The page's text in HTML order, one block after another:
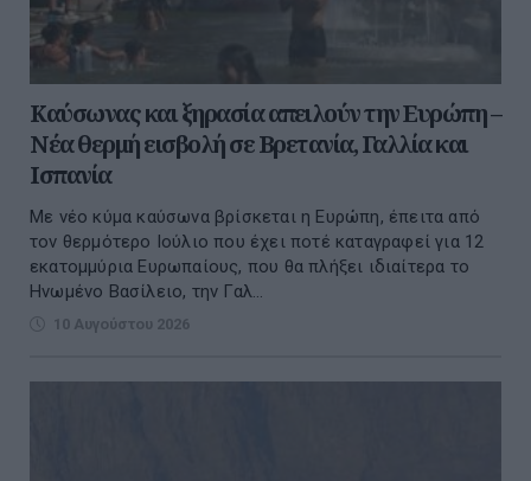
Καύσωνας και ξηρασία απειλούν την Ευρώπη –
Νέα θερμή εισβολή σε Βρετανία, Γαλλία και
Ισπανία
Με νέο κύμα καύσωνα βρίσκεται η Ευρώπη, έπειτα από
τον θερμότερο Ιούλιο που έχει ποτέ καταγραφεί για 12
εκατομμύρια Ευρωπαίους, που θα πλήξει ιδιαίτερα το
Ηνωμένο Βασίλειο, την Γαλ...
10 Αυγούστου 2026